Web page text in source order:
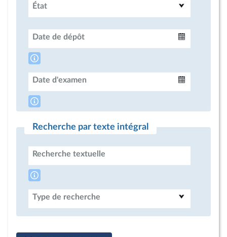
État
Date de dépôt
Date d'examen
Recherche par texte intégral
Recherche textuelle
Type de recherche